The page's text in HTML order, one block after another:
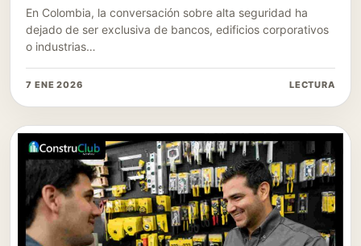
En Colombia, la conversación sobre alta seguridad ha
dejado de ser exclusiva de bancos, edificios corporativos
o industrias…
7 ENE 2026 LECTURA